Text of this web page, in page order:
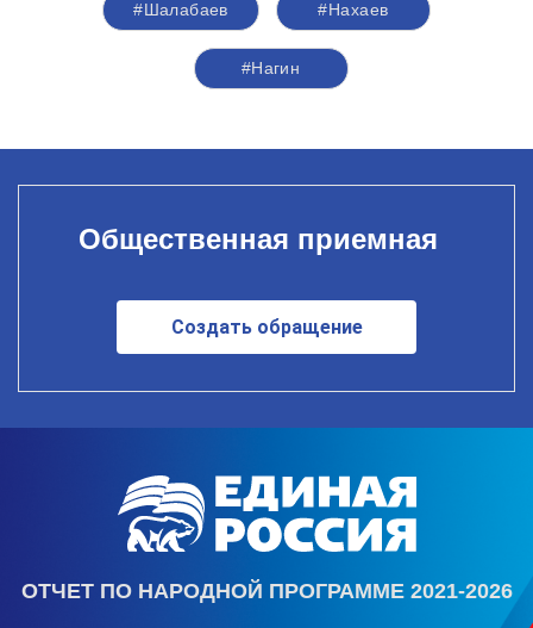
#Шалабаев #Нахаев
#Нагин
Общественная приемная
Создать обращение
ОТЧЕТ ПО НАРОДНОЙ ПРОГРАММЕ 2021-2026